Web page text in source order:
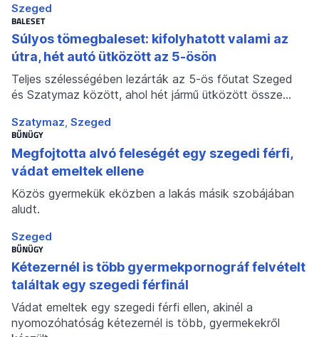
Szeged
BALESET
Súlyos tömegbaleset: kifolyhatott valami az
útra, hét autó ütközött az 5-ösön
Teljes szélességében lezárták az 5-ös főutat Szeged
és Szatymaz között, ahol hét jármű ütközött össze…
Szatymaz Szeged
BŰNÜGY
Megfojtotta alvó feleségét egy szegedi férfi,
vádat emeltek ellene
Közös gyermekük eközben a lakás másik szobájában
aludt.
Szeged
BŰNÜGY
Kétezernél is több gyermekpornográf felvételt
találtak egy szegedi férfinál
Vádat emeltek egy szegedi férfi ellen, akinél a
nyomozóhatóság kétezernél is több, gyermekekről